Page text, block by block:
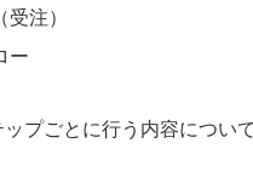
注）
ー
プごとに行う内容につい